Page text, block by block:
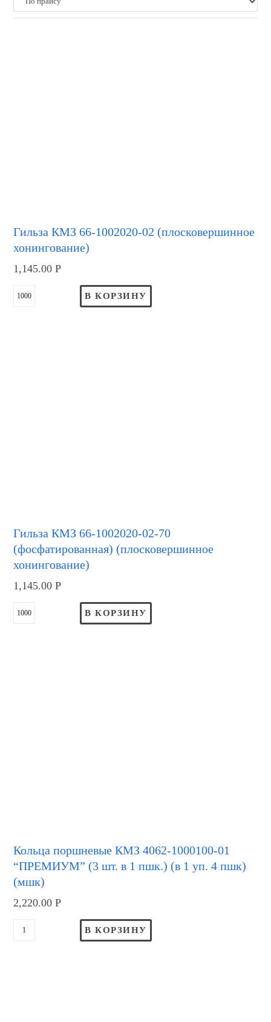
Гильза КМЗ 66-1002020-02 (плосковершинное
хонингование)
1,145.00Р
В КОРЗИНУ
Гильза КМЗ 66-1002020-02-70
(фосфатированная) (плосковершинное
хонингование)
1,145.00Р
В КОРЗИНУ
Кольца поршневые КМЗ 4062-1000100-01
“ПРЕМИУМ” (3 шт. в 1 пшк.) (в 1 уп. 4 пшк)
(мшк)
2,220.00Р
В КОРЗИНУ